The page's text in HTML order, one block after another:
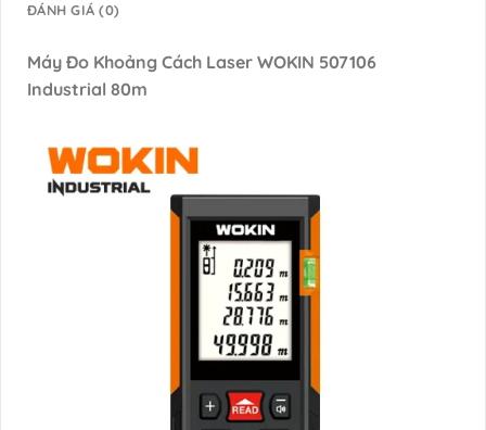
ĐÁNH GIÁ (0)
Máy Đo Khoảng Cách Laser WOKIN 507106
Industrial 80m